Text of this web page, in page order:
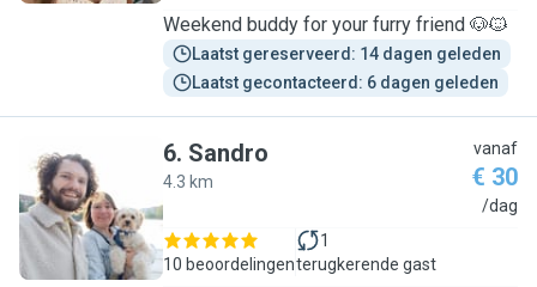
Weekend buddy for your furry friend 🐶🐱
Laatst gereserveerd: 14 dagen geleden
Laatst gecontacteerd: 6 dagen geleden
S
6. Sandro
4.3 km
vanaf
€ 30
/dag
10 beoordelingen
1
terugkerende gast